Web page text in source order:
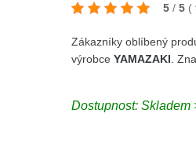
5 / 5 (
Zákazníky oblíbený
výrobceYAMAZAKI .
Dostupnost:Skladem